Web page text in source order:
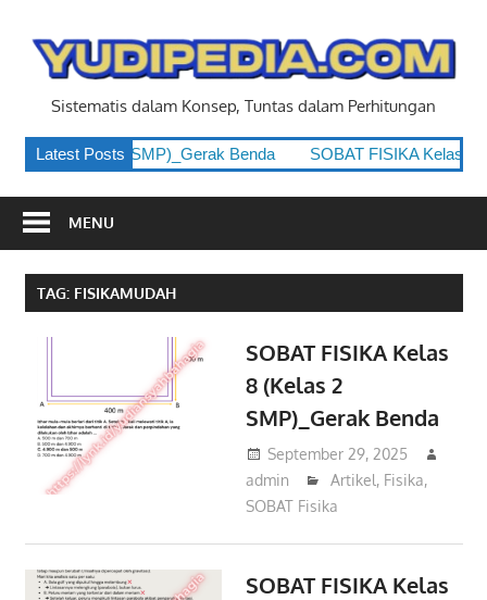
content
Sistematis dalam Konsep, Tuntas dalam Perhitungan
Latest Posts
8 (Kelas 2 SMP)_Gerak Benda SOBAT FISIKA Kelas 8
MENU
TAG: FISIKAMUDAH
SOBAT FISIKA Kelas
8 (Kelas 2
SMP)_Gerak Benda
September 29, 2025
admin
Artikel, Fisika,
SOBAT Fisika
SOBAT FISIKA Kelas